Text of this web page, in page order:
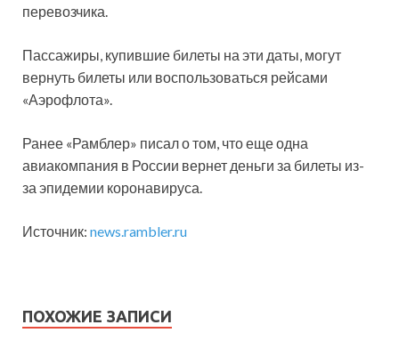
перевозчика.
Пассажиры, купившие билеты на эти даты, могут
вернуть билеты или воспользоваться рейсами
«Аэрофлота».
Ранее «Рамблер» писал о том, что еще одна
авиакомпания в России вернет деньги за билеты из-
за эпидемии коронавируса.
Источник: news.rambler.ru
ПОХОЖИЕ ЗАПИСИ